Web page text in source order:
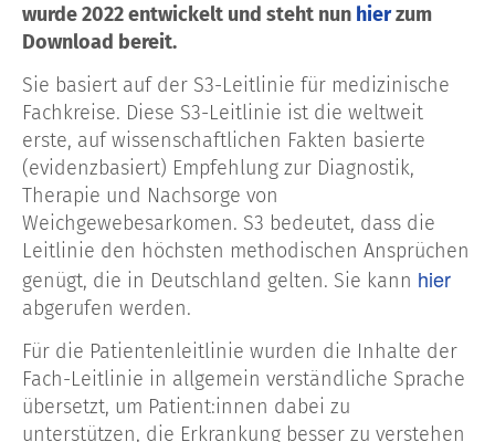
wurde 2022 entwickelt und steht nun hierzum
Download bereit.
Sie basiert auf der S3-Leitlinie für medizinische
Fachkreise. Diese S3-Leitlinie ist die weltweit
erste, auf wissenschaftlichen Fakten basierte
(evidenzbasiert) Empfehlung zur Diagnostik,
Therapie und Nachsorge von
Weichgewebesarkomen. S3 bedeutet, dass die
Leitlinie den höchsten methodischen Ansprüchen
genügt, die in Deutschland gelten. Sie kann hier
abgerufen werden.
Für die Patientenleitlinie wurden die Inhalte der
Fach-Leitlinie in allgemein verständliche Sprache
übersetzt, um Patient:innen dabei zu
unterstützen, die Erkrankung besser zu verstehen